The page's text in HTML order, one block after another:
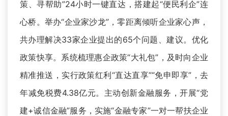
策、寻帮助”24小时一键直达，搭建起“便民利企”连
心桥。举办“企业家沙龙”，零距离倾听企业家心声，
共办理解决33家企业提出的65个问题、建议。优化
政策快享。系统梳理惠企政策“大礼包”，及时向企业
精准推送，实行政策红利“直达直享”“免申即享”，去
年减免税费4.38亿元。主动创新金融服务，开展“党
建+诚信金融”服务，实施“金融专家”一对一帮扶企业